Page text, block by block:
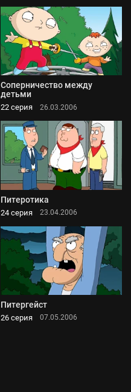
Соперничество между
детьми
22 серия 26.03.2006
Питеротика
24 серия 23.04.2006
Питергейст
26 серия 07.05.2006